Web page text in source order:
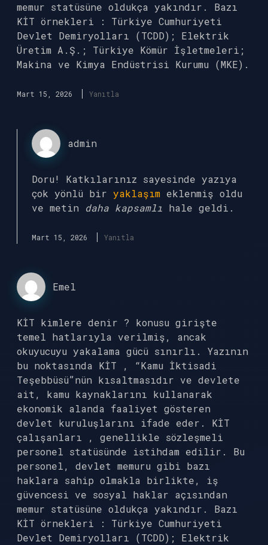
memur statüsüne oldukça yakındır. Bazı
KİT örnekleri : Türkiye Cumhuriyeti
Devlet Demiryolları (TCDD); Elektrik
Üretim A.Ş.; Türkiye Kömür İşletmeleri;
Makina ve Kimya Endüstrisi Kurumu (MKE).
Mart 15, 2026 Yanıtla
admin
Doru! Katkılarınız sayesinde yazıya
çok yönlü bir yaklaşım eklenmiş oldu
ve metin daha kapsamlı hale geldi.
Mart 15, 2026 Yanıtla
Emel
KİT kimlere denir ? konusu girişte
temel hatlarıyla verilmiş, ancak
okuyucuyu yakalama gücü sınırlı. Yazının
bu noktasında KİT , “Kamu İktisadi
Teşebbüsü”nün kısaltmasıdır ve devlete
ait, kamu kaynaklarını kullanarak
ekonomik alanda faaliyet gösteren
devlet kuruluşlarını ifade eder. KİT
çalışanları , genellikle sözleşmeli
personel statüsünde istihdam edilir. Bu
personel, devlet memuru gibi bazı
haklara sahip olmakla birlikte, iş
güvencesi ve sosyal haklar açısından
memur statüsüne oldukça yakındır. Bazı
KİT örnekleri : Türkiye Cumhuriyeti
Devlet Demiryolları (TCDD); Elektrik